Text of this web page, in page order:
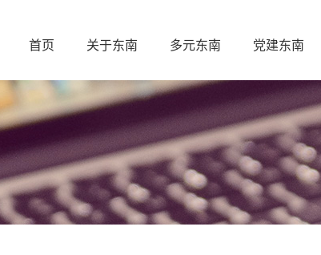
首页 关于东南 多元东南 党建东南